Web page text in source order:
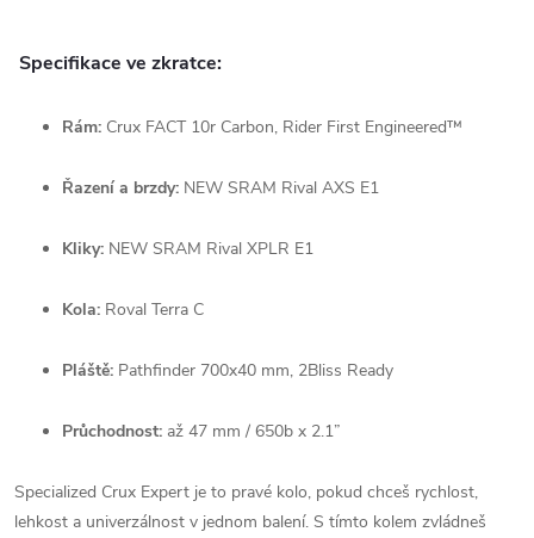
Specifikace ve zkratce:
Rám: Crux FACT 10r Carbon, Rider First Engineered™
Řazení a brzdy: NEW SRAM Rival AXS E1
Kliky: NEW SRAM Rival XPLR E1
Kola: Roval Terra C
Pláště: Pathfinder 700x40 mm, 2Bliss Ready
Průchodnost: až 47 mm / 650b x 2.1”
Specialized Crux Expert je to pravé kolo, pokud chceš rychlost,
lehkost a univerzálnost v jednom balení. S tímto kolem zvládneš